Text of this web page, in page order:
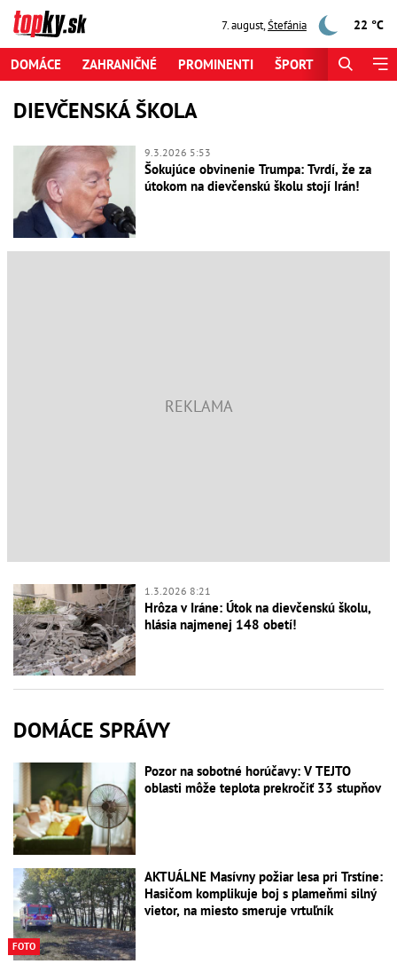
7. august,Štefánia 22 °C
DOMÁCE ZAHRANIČNÉ PROMINENTI ŠPORT
DIEVČENSKÁ ŠKOLA
9.3.2026 5:53
Šokujúce obvinenie Trumpa: Tvrdí, že za
útokom na dievčenskú školu stojí Irán!
1.3.2026 8:21
Hrôza v Iráne: Útok na dievčenskú školu,
hlásia najmenej 148 obetí!
DOMÁCE SPRÁVY
Pozor na sobotné horúčavy: V TEJTO
oblasti môže teplota prekročiť 33 stupňov
FOTO
AKTUÁLNE Masívny požiar lesa pri Trstíne:
Hasičom komplikuje boj s plameňmi silný
vietor, na miesto smeruje vrtuľník